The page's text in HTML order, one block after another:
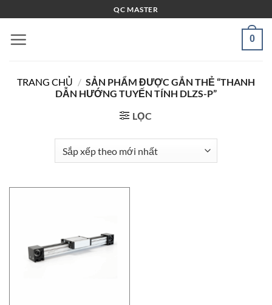
qua
nội
QC MASTER
0
TRANG CHỦ / SẢN PHẨM ĐƯỢC GẮN THẺ “THANH
DẪN HƯỚNG TUYẾN TÍNH DLZS-P”
LỌC